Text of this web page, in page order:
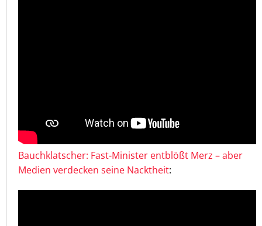
Bauchklatscher: Fast-Minister entblößt Merz – aber
Medien verdecken seine Nacktheit: